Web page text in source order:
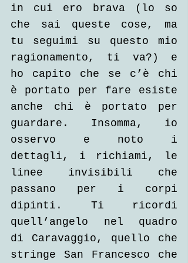
in cui ero brava (lo so
che sai queste cose, ma
tu seguimi su questo mio
ragionamento, ti va?) e
ho capito che se c’è chi
è portato per fare esiste
anche chi è portato per
guardare. Insomma, io
osservo e noto i
dettagli, i richiami, le
linee invisibili che
passano per i corpi
dipinti. Ti ricordi
quell’angelo nel quadro
di Caravaggio, quello che
stringe San Francesco che